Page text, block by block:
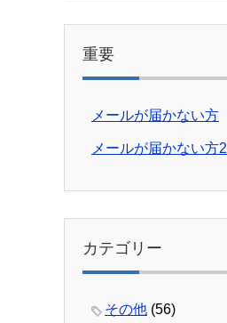
重要
メールが届かない方
メールが届かない方2
カテゴリー
その他 (56)